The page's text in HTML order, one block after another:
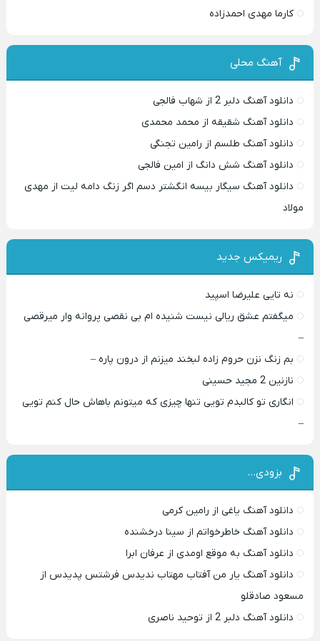
کارما مهدی احمدزاده
آهنگ محلی
دانلود آهنگ دلبر 2 از شهاب فالجی
دانلود آهنگ شقیقه از محمد محمدی
دانلود آهنگ طلسم از رامین تجنگی
دانلود آهنگ شش دانگ از امین فالجی
دانلود آهنگ سیگار بیسه انگشتر دسم اگر زنگ دامه لیت از مهدی
مولاد
ریمیکس جدید
نه تایی علیرضا اسپید
میگفتم عشق ریالی نیست شنیده ام بی نقصی پروانه وار میرقصی
–
بم زنگ نزن حروم زاده لبخند میزنم از درون پاره –
نازنین 2 مجید حسینی
انگاری تو کالبدم تویی تنها چیزی که میتونم باهاش حال کنم تویی
–
بزودی…
دانلود آهنگ یاغی از رامین کرمی
دانلود آهنگ خاطرخواتم از سینا درخشنده
دانلود آهنگ به موقع اومدی از عرفان ابرا
دانلود آهنگ یار من آفتاب مهتاب ندیدس فرشتس پدیدس از
مسعود صادقلو
دانلود آهنگ دلبر 2 از توحید ناصری